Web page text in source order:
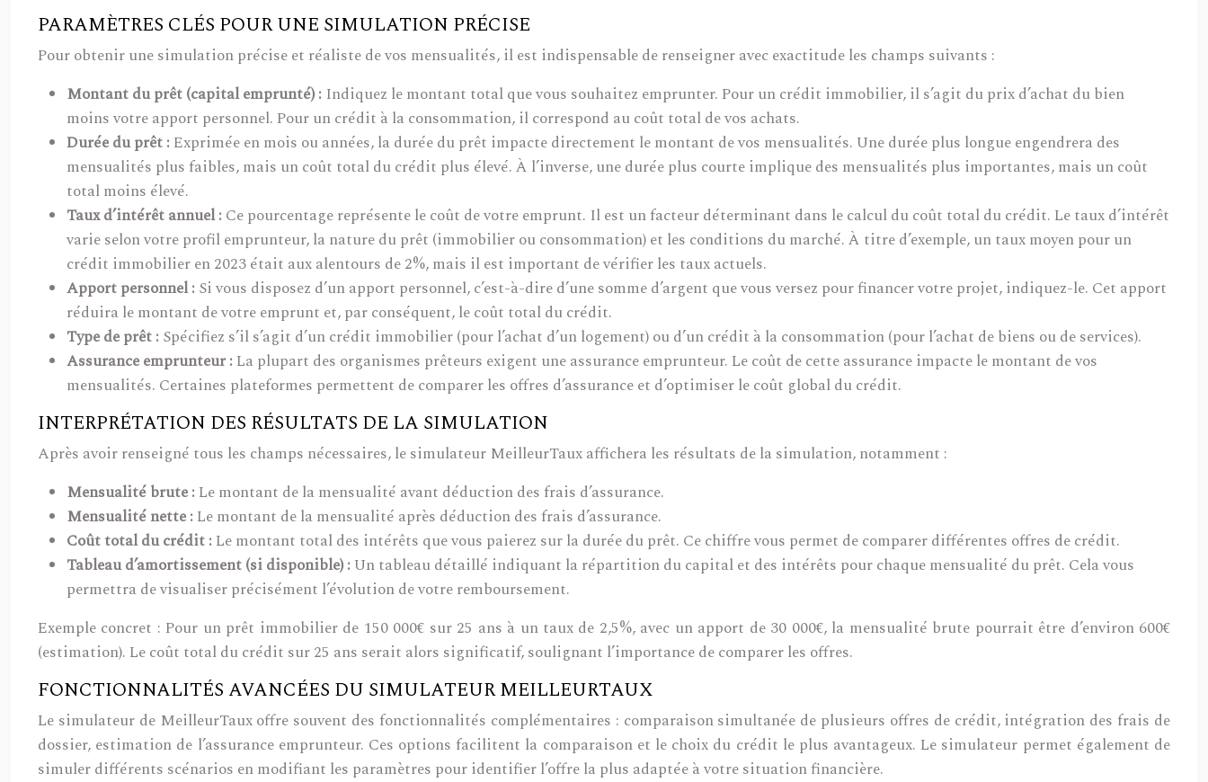
PARAMÈTRES CLÉS POUR UNE SIMULATION PRÉCISE
Pour obtenir une simulation précise et réaliste de vos mensualités, il est indispensable de renseigner avec exactitude les champs suivants :
Montant du prêt (capital emprunté) : Indiquez le montant total que vous souhaitez emprunter. Pour un crédit immobilier, il s’agit du prix d’achat du bien
moins votre apport personnel. Pour un crédit à la consommation, il correspond au coût total de vos achats.
Durée du prêt : Exprimée en mois ou années, la durée du prêt impacte directement le montant de vos mensualités. Une durée plus longue engendrera des
mensualités plus faibles, mais un coût total du crédit plus élevé. À l’inverse, une durée plus courte implique des mensualités plus importantes, mais un coût
total moins élevé.
Taux d’intérêt annuel : Ce pourcentage représente le coût de votre emprunt. Il est un facteur déterminant dans le calcul du coût total du crédit. Le taux d’intérêt
varie selon votre profil emprunteur, la nature du prêt (immobilier ou consommation) et les conditions du marché. À titre d’exemple, un taux moyen pour un
crédit immobilier en 2023 était aux alentours de 2%, mais il est important de vérifier les taux actuels.
Apport personnel : Si vous disposez d’un apport personnel, c’est-à-dire d’une somme d’argent que vous versez pour financer votre projet, indiquez-le. Cet apport
réduira le montant de votre emprunt et, par conséquent, le coût total du crédit.
Type de prêt : Spécifiez s’il s’agit d’un crédit immobilier (pour l’achat d’un logement) ou d’un crédit à la consommation (pour l’achat de biens ou de services).
Assurance emprunteur : La plupart des organismes prêteurs exigent une assurance emprunteur. Le coût de cette assurance impacte le montant de vos
mensualités. Certaines plateformes permettent de comparer les offres d’assurance et d’optimiser le coût global du crédit.
INTERPRÉTATION DES RÉSULTATS DE LA SIMULATION
Après avoir renseigné tous les champs nécessaires, le simulateur MeilleurTaux affichera les résultats de la simulation, notamment :
Mensualité brute : Le montant de la mensualité avant déduction des frais d’assurance.
Mensualité nette : Le montant de la mensualité après déduction des frais d’assurance.
Coût total du crédit : Le montant total des intérêts que vous paierez sur la durée du prêt. Ce chiffre vous permet de comparer différentes offres de crédit.
Tableau d’amortissement (si disponible) : Un tableau détaillé indiquant la répartition du capital et des intérêts pour chaque mensualité du prêt. Cela vous
permettra de visualiser précisément l’évolution de votre remboursement.
Exemple concret : Pour un prêt immobilier de 150 000€ sur 25 ans à un taux de 2,5%, avec un apport de 30 000€, la mensualité brute pourrait être d’environ 600€
(estimation). Le coût total du crédit sur 25 ans serait alors significatif, soulignant l’importance de comparer les offres.
FONCTIONNALITÉS AVANCÉES DU SIMULATEUR MEILLEURTAUX
Le simulateur de MeilleurTaux offre souvent des fonctionnalités complémentaires : comparaison simultanée de plusieurs offres de crédit, intégration des frais de
dossier, estimation de l’assurance emprunteur. Ces options facilitent la comparaison et le choix du crédit le plus avantageux. Le simulateur permet également de
simuler différents scénarios en modifiant les paramètres pour identifier l’offre la plus adaptée à votre situation financière.